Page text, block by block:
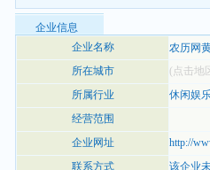
企业信息
企业名称
农历网
所在城市
(点击地
所属行业
休闲娱
经营范围
企业网址
http://
联系方式
该企业